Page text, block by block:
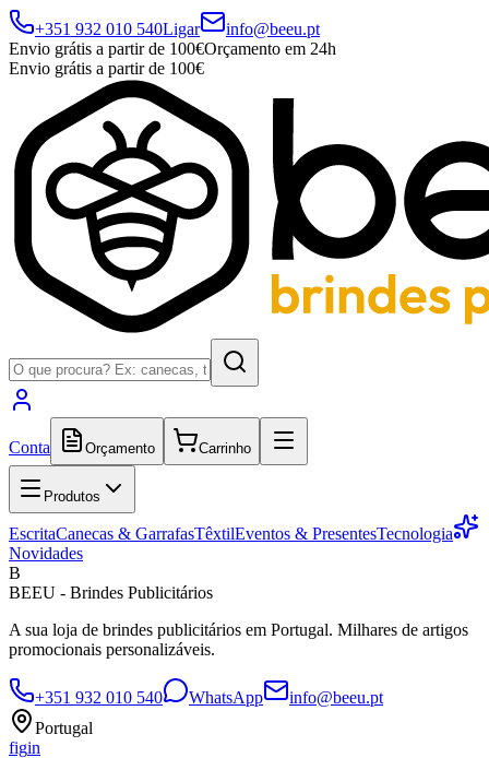
+351 932 010 540Ligar
info@beeu.pt
Envio grátis a partir de 100€Orçamento em 24h
Envio grátis a partir de 100€
Conta Orçamento Carrinho
Produtos
EscritaCanecas & GarrafasTêxtilEventos & PresentesTecnologia
Novidades
B
BEEU - Brindes Publicitários
A sua loja de brindes publicitários em Portugal. Milhares de artigos
promocionais personalizáveis.
+351 932 010 540 WhatsApp
info@beeu.pt
Portugal
figin